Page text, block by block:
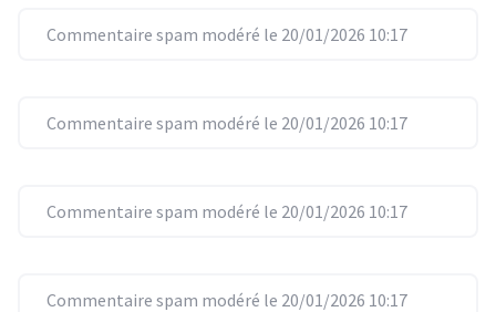
Commentaire spam modéré le 20/01/2026 10:17
Commentaire spam modéré le 20/01/2026 10:17
Commentaire spam modéré le 20/01/2026 10:17
Commentaire spam modéré le 20/01/2026 10:17